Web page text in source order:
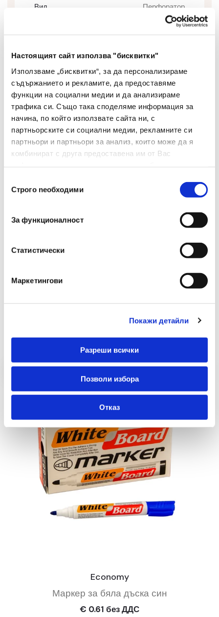
Настоящият сайт използва "бисквитки"
Използваме „бисквитки“, за да персонализираме
съдържанието и рекламите, да предоставяме
функции на социални медии и да анализираме
трафика си. Също така споделяме информация за
начина, по който използвате сайта ни, с
партньорските си социални медии, рекламните си
партньори и партньори за анализ, които може да я
комбинират с друга предоставена им от Вас
наСтрого nеобходими
За функционалност
Статистически
Маркетингови
Покажи детайли
Разреши всички
Позволи избора
Отказ
Вид Перфоратор
Механизъм За
Заключване
Ограничител Да
Капацитет(брой Листове) 40
Материал На Дръжката
Брой В Опаковка 1
Ширина(мм)
Препоръчани Продукти
Economy
Маркер за бяла дъска син
€ 0.61 без ДДС